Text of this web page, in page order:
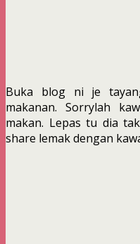
Buka blog ni je
makanan. Sorrylah
makan. Lepas tu dia
share lemak dengan